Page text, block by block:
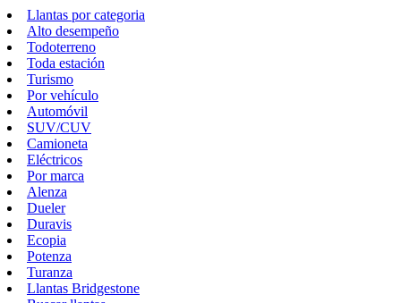
Llantas por categoria
Alto desempeño
Todoterreno
Toda estación
Turismo
Por vehículo
Automóvil
SUV/CUV
Camioneta
Eléctricos
Por marca
Alenza
Dueler
Duravis
Ecopia
Potenza
Turanza
Llantas Bridgestone